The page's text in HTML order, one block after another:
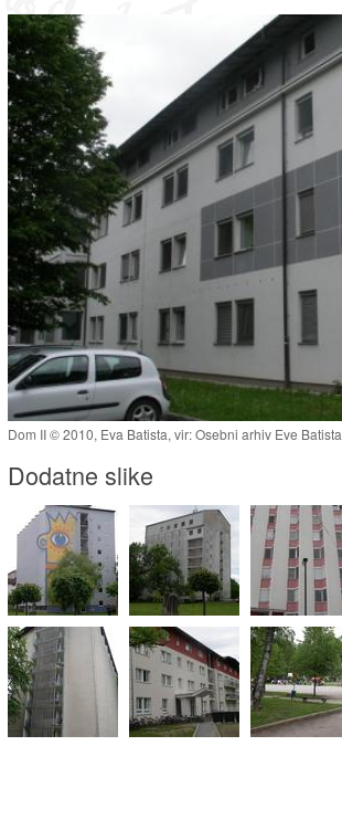
Dom II © 2010, Eva Batista, vir: Osebni arhiv Eve Batista
Dodatne slike